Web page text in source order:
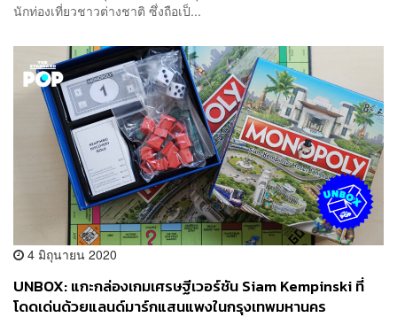
นักท่องเที่ยวชาวต่างชาติ ซึ่งถือเป็...
4 มิถุนายน 2020
UNBOX: แกะกล่องเกมเศรษฐีเวอร์ชัน Siam Kempinski ที่
โดดเด่นด้วยแลนด์มาร์กแสนแพงในกรุงเทพมหานคร